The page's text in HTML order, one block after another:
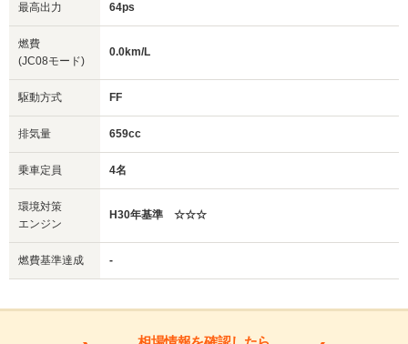
最高出力 64ps
燃費
(JC08モード)
0.0km/L
駆動方式 FF
排気量 659cc
乗車定員 4名
環境対策
エンジン
H30年基準 ☆☆☆
燃費基準達成 -